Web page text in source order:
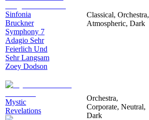
Sinfonia
Bruckner
Symphony 7
Adagio Sehr
Feierlich Und
Sehr Langsam
Zoey Dodson
Classical, Orchestra,
Atmospheric, Dark
Mystic
Revelations
Orchestra,
Corporate, Neutral,
Dark